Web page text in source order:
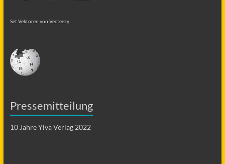
Set Vektoren von Vecteezy
Pressemitteilung
10 Jahre Ylva Verlag 2022